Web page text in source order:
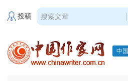
投稿
中